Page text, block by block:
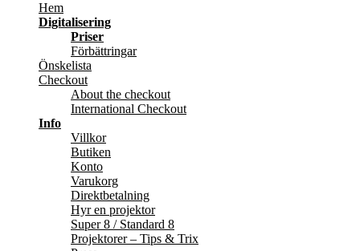
Hem
Digitalisering
Priser
Förbättringar
Önskelista
Checkout
About the checkout
International Checkout
Info
Villkor
Butiken
Konto
Varukorg
Direktbetalning
Hyr en projektor
Super 8 / Standard 8
Projektorer – Tips & Trix